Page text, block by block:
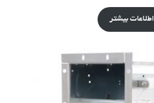
اطلاعات بیشتر